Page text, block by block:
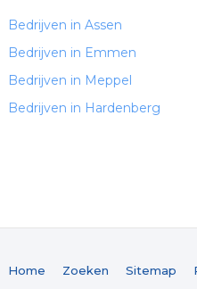
Bedrijven in Assen
Bedrijven in Emmen
Bedrijven in Meppel
Bedrijven in Hardenberg
Home Zoeken Sitemap